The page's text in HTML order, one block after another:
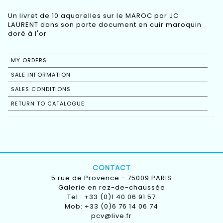
Un livret de 10 aquarelles sur le MAROC par JC
LAURENT dans son porte document en cuir maroquin
doré à l'or
MY ORDERS
SALE INFORMATION
SALES CONDITIONS
RETURN TO CATALOGUE
CONTACT
5 rue de Provence - 75009 PARIS
Galerie en rez-de-chaussée
Tel.: +33 (0)1 40 06 91 57
Mob: +33 (0)6 76 14 06 74
pcv@live.fr